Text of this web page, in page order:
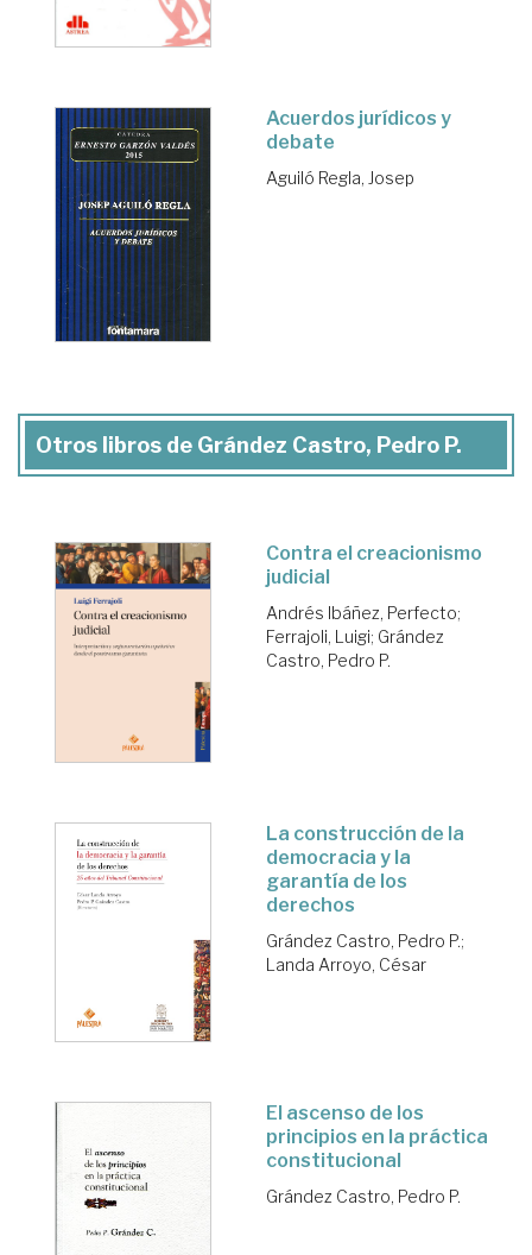
Acuerdos jurídicos y
debate
Aguiló Regla, Josep
Otros libros de Grández Castro, Pedro P.
Contra el creacionismo
judicial
Andrés Ibáñez, Perfecto;
Ferrajoli, Luigi; Grández
Castro, Pedro P.
La construcción de la
democracia y la
garantía de los
derechos
Grández Castro, Pedro P.;
Landa Arroyo, César
El ascenso de los
principios en la práctica
constitucional
Grández Castro, Pedro P.